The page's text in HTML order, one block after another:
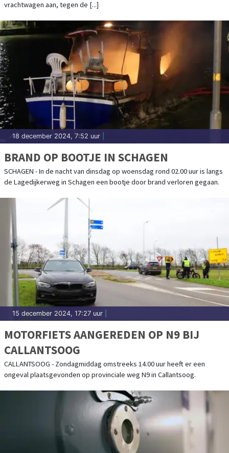
vrachtwagen aan, tegen de [...]
18 december 2024, 7:52 uur
BRAND OP BOOTJE IN SCHAGEN
SCHAGEN - In de nacht van dinsdag op woensdag rond 02.00 uur is langs
de Lagedijkerweg in Schagen een bootje door brand verloren gegaan.
15 december 2024, 17:27 uur
MOTORFIETS AANGEREDEN OP N9 BIJ
CALLANTSOOG
CALLANTSOOG - Zondagmiddag omstreeks 14.00 uur heeft er een
ongeval plaatsgevonden op provinciale weg N9 in Callantsoog.